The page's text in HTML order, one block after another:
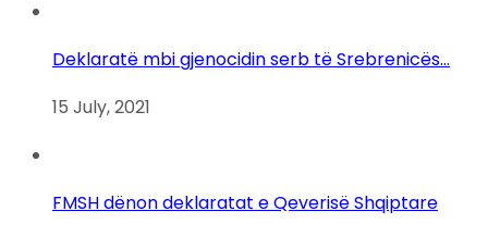
Deklaratë mbi gjenocidin serb të Srebrenicës…
15 July, 2021
FMSH dënon deklaratat e Qeverisë Shqiptare